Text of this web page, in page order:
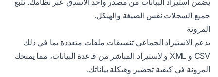
جميع السجلات نفس الصيغة والهيكل.
المرونة
يدعم الاستيراد الجماعي تنسيقات ملفات متعددة بما في ذلك
CSV و XML والاستيراد المباشر من قاعدة البيانات، مما يمنحك
المرونة في كيفية تحضير وهيكلة بياناتك.